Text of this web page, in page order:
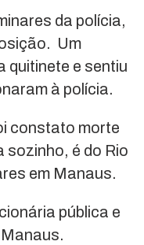
da polícia,
Um
quitinete e sentiu
à polícia.
constato morte
sozinho, é do Rio
em Manaus.
pública e